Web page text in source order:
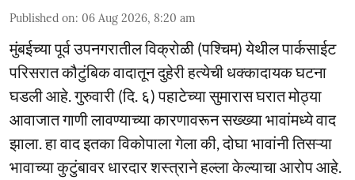
Published on: 06 Aug 2026, 8:20 am
मुंबईच्या पूर्व उपनगरातील विक्रोळी (पश्चिम) येथील पार्कसाईट
परिसरात कौटुंबिक वादातून दुहेरी हत्येची धक्कादायक घटना
घडली आहे. गुरुवारी (दि. ६) पहाटेच्या सुमारास घरात मोठ्या
आवाजात गाणी लावण्याच्या कारणावरून सख्ख्या भावांमध्ये वाद
झाला. हा वाद इतका विकोपाला गेला की, दोघा भावांनी तिसऱ्या
भावाच्या कुटुंबावर धारदार शस्त्राने हल्ला केल्याचा आरोप आहे.